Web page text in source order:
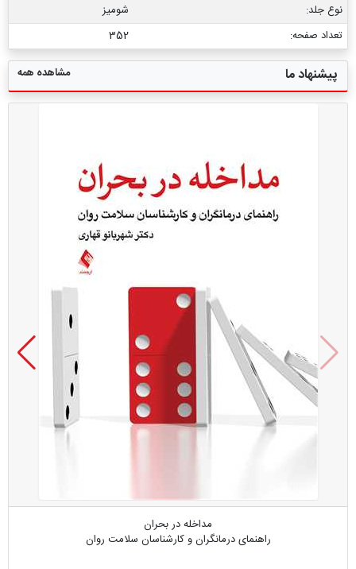
نوع جلد:
شومیز
تعداد صفحه:
352
پیشنهاد ما مشاهده همه
مداخله در بحران
راهنمای درمانگران و کارشناسان سلامت روان